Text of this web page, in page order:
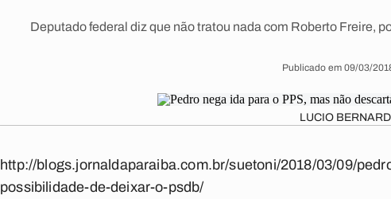
Deputado federal diz que não tratou nada com Roberto Freire,
Publicado em 09/03/
LUCIO
http://blogs.jornaldaparaiba.com.br/suetoni/2018/03/09/
possibilidade-de-deixar-o-psdb/